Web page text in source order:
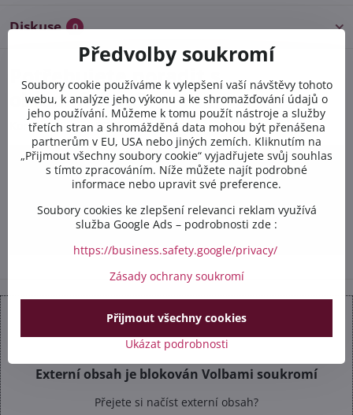
Diskuse 0
Potřebujete poradit s
objednávkou?
Kontaktujte nás PO-PÁ 8:00 - 16:00:
+420 412 528 367
info​@safetex​.cz
Externí obsah je blokován Volbami soukromí
Přejete si načíst externí obsah?
Předvolby soukromí
Soubory cookie používáme k vylepšení vaší návštěvy tohoto
webu, k analýze jeho výkonu a ke shromažďování údajů o
jeho používání. Můžeme k tomu použít nástroje a služby
třetích stran a shromážděná data mohou být přenášena
partnerům v EU, USA nebo jiných zemích. Kliknutím na
„Přijmout všechny soubory cookie“ vyjadřujete svůj souhlas
s tímto zpracováním. Níže můžete najít podrobné
informace nebo upravit své preference.
Soubory cookies ke zlepšení relevanci reklam využívá
služba Google Ads – podrobnosti zde :
https://business.safety.google/privacy/
Zásady ochrany soukromí
Ukázat podrobnosti
Přijmout všechny cookies